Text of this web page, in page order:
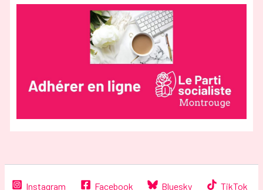
Instagram Facebook Bluesky
TikTok